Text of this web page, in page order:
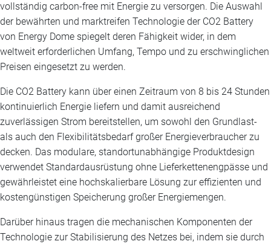
vollständig carbon-free mit Energie zu versorgen. Die Auswahl
der bewährten und marktreifen Technologie der CO2 Battery
von Energy Dome spiegelt deren Fähigkeit wider, in dem
weltweit erforderlichen Umfang, Tempo und zu erschwinglichen
Preisen eingesetzt zu werden.
Die CO2 Battery kann über einen Zeitraum von 8 bis 24 Stunden
kontinuierlich Energie liefern und damit ausreichend
zuverlässigen Strom bereitstellen, um sowohl den Grundlast-
als auch den Flexibilitätsbedarf großer Energieverbraucher zu
decken. Das modulare, standortunabhängige Produktdesign
verwendet Standardausrüstung ohne Lieferkettenengpässe und
gewährleistet eine hochskalierbare Lösung zur effizienten und
kostengünstigen Speicherung großer Energiemengen.
Darüber hinaus tragen die mechanischen Komponenten der
Technologie zur Stabilisierung des Netzes bei, indem sie durch